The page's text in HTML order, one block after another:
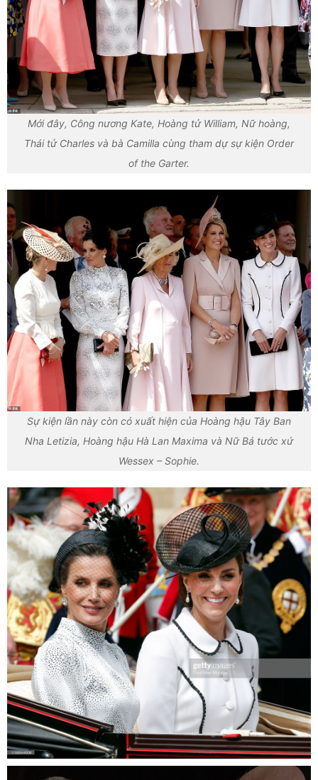
Mới đây, Công nương Kate, Hoàng tử William, Nữ hoàng,
Thái tử Charles và bà Camilla cùng tham dự sự kiện Order
of the Garter.
Sự kiện lần này còn có xuất hiện của Hoàng hậu Tây Ban
Nha Letizia, Hoàng hậu Hà Lan Maxima và Nữ Bá tước xứ
Wessex – Sophie.